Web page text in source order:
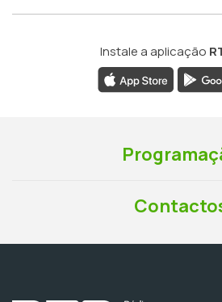
Instale a aplicação